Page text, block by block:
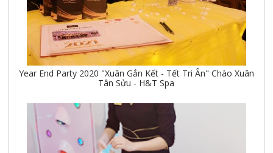
Year End Party 2020 "Xuân Gắn Kết - Tết Tri Ân" Chào Xuân
Tân Sửu - H&T Spa